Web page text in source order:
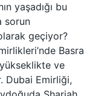
yaşadığı bu
sorun
geçiyor?
Basra
yükseklikte ve
Dubai Emirliği,